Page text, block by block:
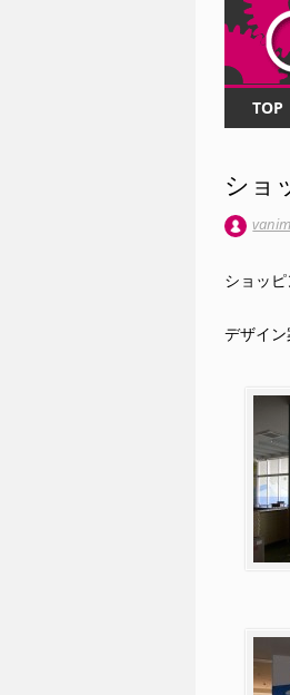
TOP
ショ
ショッ
デザイン